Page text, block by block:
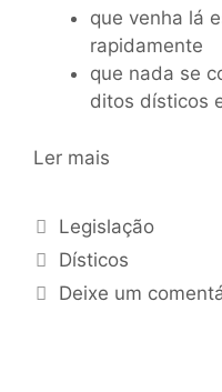
que venha lá
rapidamente
que nada se
ditos dísticos
Ler mais
Legislação
Dísticos
Deixe um